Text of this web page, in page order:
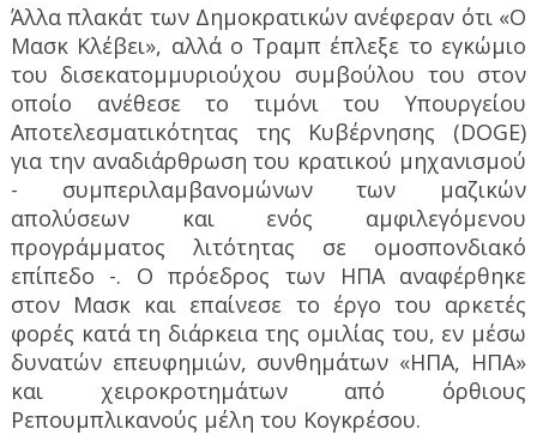
Άλλα πλακάτ των Δημοκρατικών ανέφεραν ότι «Ο
Μασκ Κλέβει», αλλά ο Τραμπ έπλεξε το εγκώμιο
του δισεκατομμυριούχου συμβούλου του στον
οποίο ανέθεσε το τιμόνι του Υπουργείου
Αποτελεσματικότητας της Κυβέρνησης (DOGE)
για την αναδιάρθρωση του κρατικού μηχανισμού
- συμπεριλαμβανομώνων των μαζικών
απολύσεων και ενός αμφιλεγόμενου
προγράμματος λιτότητας σε ομοσπονδιακό
επίπεδο -. Ο πρόεδρος των ΗΠΑ αναφέρθηκε
στον Μασκ και επαίνεσε το έργο του αρκετές
φορές κατά τη διάρκεια της ομιλίας του, εν μέσω
δυνατών επευφημιών, συνθημάτων «ΗΠΑ, ΗΠΑ»
και χειροκροτημάτων από όρθιους
Ρεπουμπλικανούς μέλη του Κογκρέσου.